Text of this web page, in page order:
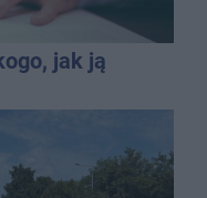
jak ją